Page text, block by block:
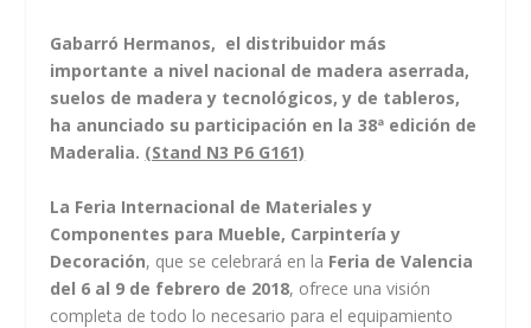
Gabarró Hermanos, el distribuidor más
importante a nivel nacional de madera aserrada,
suelos de madera y tecnológicos, y de tableros,
ha anunciado su participación en la 38ª edición de
Maderalia. (Stand N3 P6 G161)
La Feria Internacional de Materiales y
Componentes para Mueble, Carpintería y
Decoración, que se celebrará en la Feria de Valencia
del 6 al 9 de febrero de 2018, ofrece una visión
completa de todo lo necesario para el equipamiento